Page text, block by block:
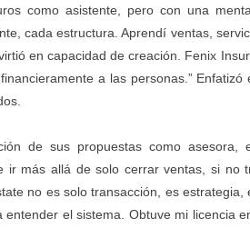
como asistente, pero con una
cada estructura. Aprendí ventas,
en capacidad de creación. Fenix
a las personas.”
de sus propuestas como asesora,
ir más allá de solo cerrar ventas, si no
no es solo transacción, es
el sistema. Obtuve mi licencia